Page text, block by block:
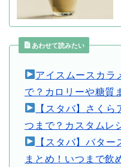
あわせて読みたい
アイスムースカラ
で？カロリーや糖質
【スタバ】さく
つまで？カスタムレ
【スタバ】バタ
まとめ！いつまで飲